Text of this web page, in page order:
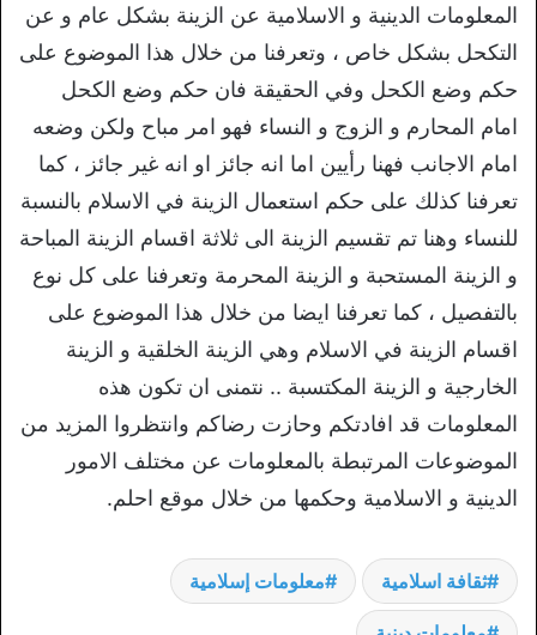
المعلومات الدينية و الاسلامية عن الزينة بشكل عام و عن
التكحل بشكل خاص ، وتعرفنا من خلال هذا الموضوع على
حكم وضع الكحل وفي الحقيقة فان حكم وضع الكحل
امام المحارم و الزوج و النساء فهو امر مباح ولكن وضعه
امام الاجانب فهنا رأيين اما انه جائز او انه غير جائز ، كما
تعرفنا كذلك على حكم استعمال الزينة في الاسلام بالنسبة
للنساء وهنا تم تقسيم الزينة الى ثلاثة اقسام الزينة المباحة
و الزينة المستحبة و الزينة المحرمة وتعرفنا على كل نوع
بالتفصيل ، كما تعرفنا ايضا من خلال هذا الموضوع على
اقسام الزينة في الاسلام وهي الزينة الخلقية و الزينة
الخارجية و الزينة المكتسبة .. نتمنى ان تكون هذه
المعلومات قد افادتكم وحازت رضاكم وانتظروا المزيد من
الموضوعات المرتبطة بالمعلومات عن مختلف الامور
الدينية و الاسلامية وحكمها من خلال موقع احلم.
ثقافة اسلامية معلومات إسلامية